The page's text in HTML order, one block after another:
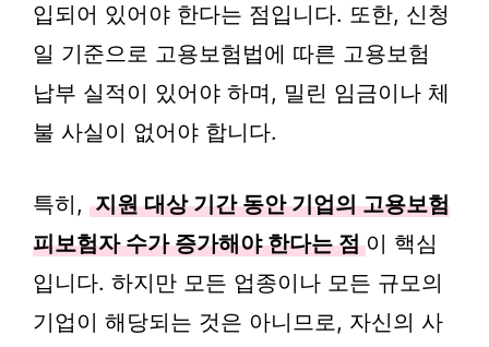
입되어 있어야 한다는 점입니다. 또한, 신청
일 기준으로 고용보험법에 따른 고용보험
납부 실적이 있어야 하며, 밀린 임금이나 체
불 사실이 없어야 합니다.
특히, 지원 대상 기간 동안 기업의 고용보험
피보험자 수가 증가해야 한다는 점 이 핵심
입니다. 하지만 모든 업종이나 모든 규모의
기업이 해당되는 것은 아니므로, 자신의 사